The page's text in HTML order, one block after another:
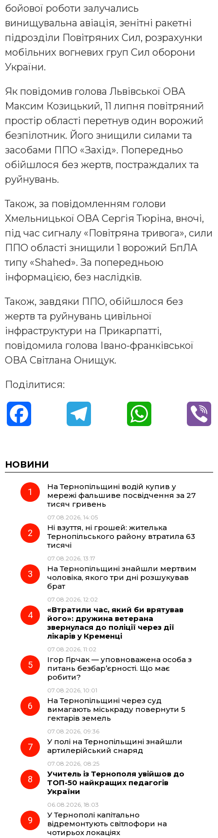
бойової роботи залучались
винищувальна авіація, зенітні ракетні
підрозділи Повітряних Сил, розрахунки
мобільних вогневих груп Сил оборони
України.
Як повідомив голова Львівської ОВА
Максим Козицький, 11 липня повітряний
простір області перетнув один ворожий
безпілотник. Його знищили силами та
засобами ППО «Захід». Попередньо
обійшлося без жертв, постраждалих та
руйнувань.
Також, за повідомленням голови
Хмельницької ОВА Сергія Тюріна, вночі,
під час сигналу «Повітряна тривога», сили
ППО області знищили 1 ворожий БпЛА
типу «Shahed». За попередньою
інформацією, без наслідків.
Також, завдяки ППО, обійшлося без
жертв та руйнувань цивільної
інфраструктури на Прикарпатті,
повідомила голова Івано-франківської
ОВА Світлана Онищук.
Поділитися:
c
e
o
k
e
r
a
t
A
НОВИНИ
На Тернопільщині водій купив у
мережі фальшиве посвідчення за 27
тисяч гривень
07.08.2026, 14:05
Ні взуття, ні грошей: жителька
Тернопільського району втратила 63
тисячі
07.08.2026, 13:17
На Тернопільщині знайшли мертвим
чоловіка, якого три дні розшукував
брат
07.08.2026, 12:02
«Втратили час, який би врятував
його»: дружина ветерана
звернулася до поліції через дії
лікарів у Кременці
07.08.2026, 11:02
Ігор Гірчак — уповноважена особа з
питань безбар’єрності. Що має
робити?
07.08.2026, 10:01
На Тернопільщині через суд
вимагають міськраду повернути 5
гектарів земель
07.08.2026, 09:36
У полі на Тернопільщині знайшли
артилерійський снаряд
07.08.2026, 08:25
Учитель із Тернополя увійшов до
ТОП-50 найкращих педагогів
України
06.08.2026, 18:03
У Тернополі капітально
відремонтують світлофори на
чотирьох локаціях